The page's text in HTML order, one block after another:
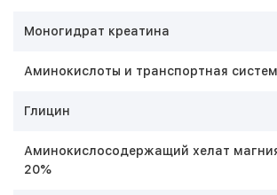
Моногидрат креатина
Аминокислоты и транспортная
Глицин
Аминокислосодержащий хелат
20%